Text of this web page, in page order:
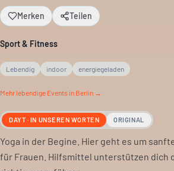
Merken Teilen
Sport & Fitness
Lebendig indoor energiegeladen
Mehr lebendige Events in Berlin →
DAYT · IN UNSEREN WORTEN ORIGINAL
Yoga in der Begine. Hier geht es um
für Frauen. Hilfsmittel unterstützen dich